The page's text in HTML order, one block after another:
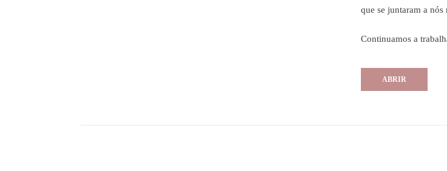
que se juntaram a nós
Continuamos a
ABRIR